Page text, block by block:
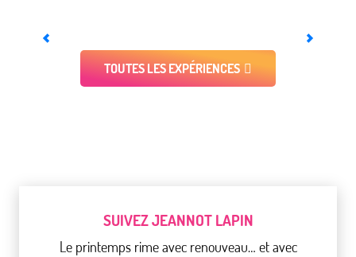
Au temps des chevaliers
TOUTES LES EXPÉRIENCES
SUIVEZ JEANNOT LAPIN
Le printemps rime avec renouveau… et avec